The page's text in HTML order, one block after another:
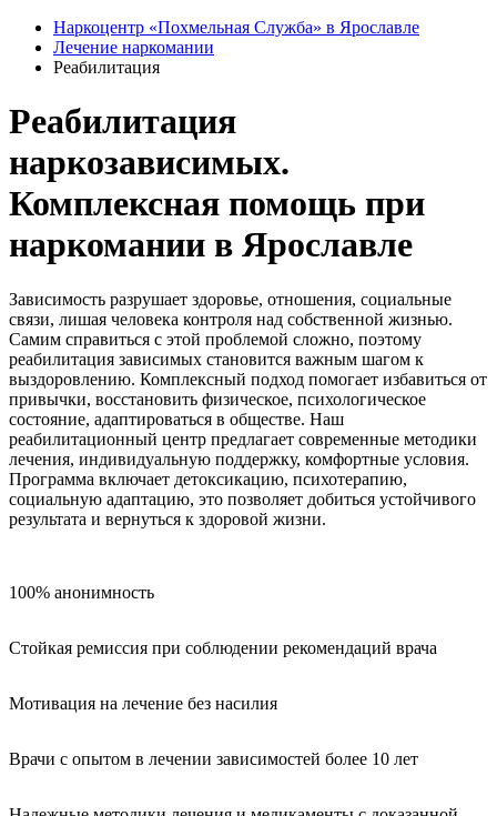
Наркоцентр «Похмельная Служба» в Ярославле
Лечение наркомании
Реабилитация
Реабилитация
наркозависимых.
Комплексная помощь при
наркомании в Ярославле
Зависимость разрушает здоровье, отношения, социальные
связи, лишая человека контроля над собственной жизнью.
Самим справиться с этой проблемой сложно, поэтому
реабилитация зависимых становится важным шагом к
выздоровлению. Комплексный подход помогает избавиться от
привычки, восстановить физическое, психологическое
состояние, адаптироваться в обществе. Наш
реабилитационный центр предлагает современные методики
лечения, индивидуальную поддержку, комфортные условия.
Программа включает детоксикацию, психотерапию,
социальную адаптацию, это позволяет добиться устойчивого
результата и вернуться к здоровой жизни.
100% анонимность
Стойкая ремиссия при соблюдении рекомендаций врача
Мотивация на лечение без насилия
Врачи с опытом в лечении зависимостей более 10 лет